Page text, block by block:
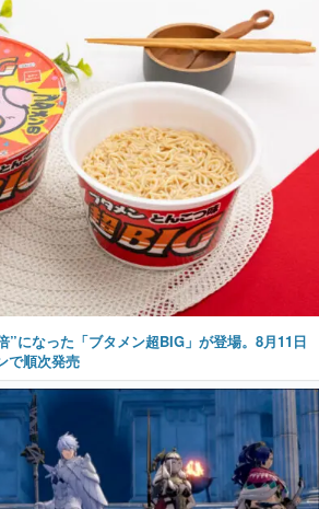
”になった「ブタメン超BIG」が登場。8月11日
で順次発売